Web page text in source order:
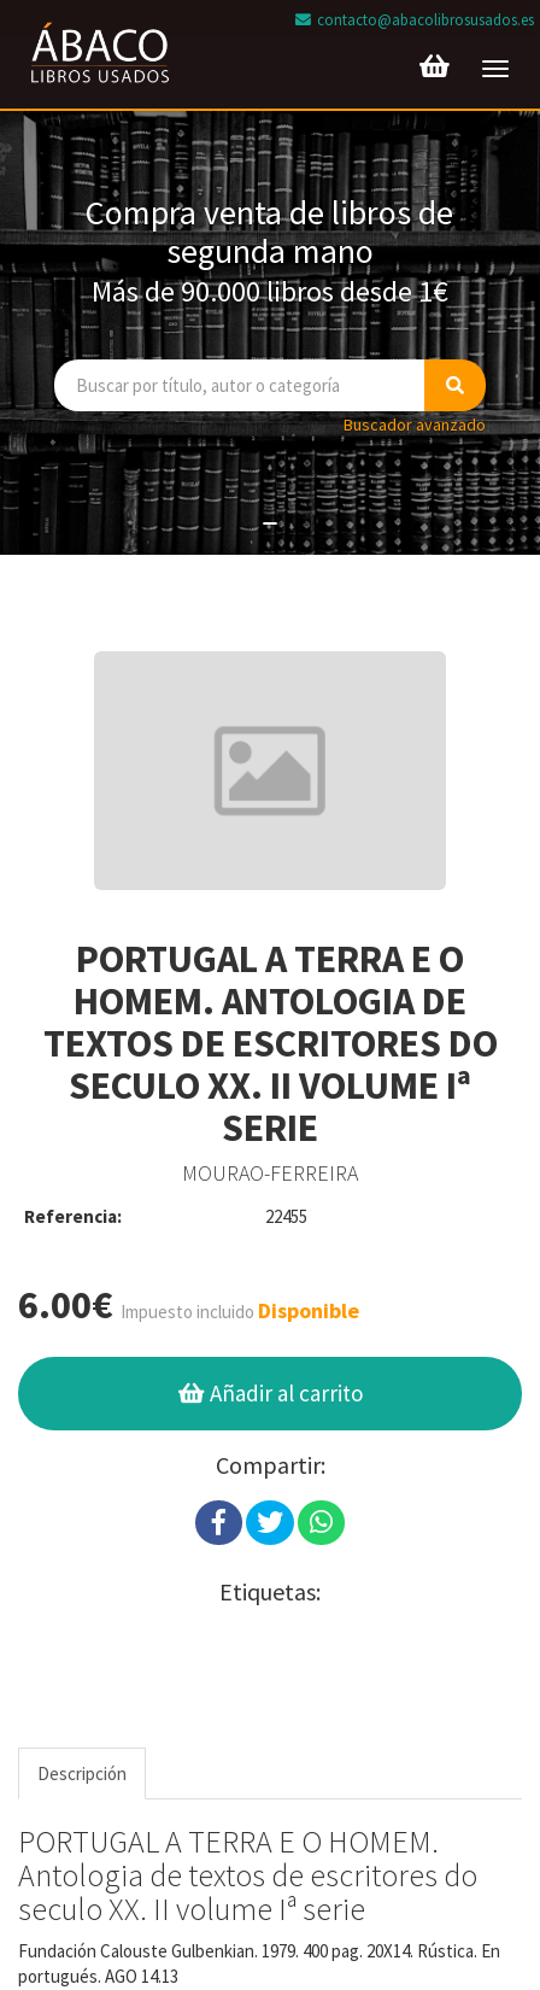
contacto@abacolibrosusados.es
Compra venta de libros de
segunda mano
Más de 90.000 libros desde 1€
Buscador avanzado
PORTUGAL A TERRA E O
HOMEM. ANTOLOGIA DE
TEXTOS DE ESCRITORES DO
SECULO XX. II VOLUME Iª
SERIE
MOURAO-FERREIRA
Referencia: 22455
6.00€ Impuesto incluido Disponible
Añadir al carrito
Compartir:
Etiquetas:
Descripción
PORTUGAL A TERRA E O HOMEM.
Antologia de textos de escritores do
seculo XX. II volume Iª serie
Fundación Calouste Gulbenkian. 1979. 400 pag. 20X14. Rústica. En
portugués. AGO 14.13